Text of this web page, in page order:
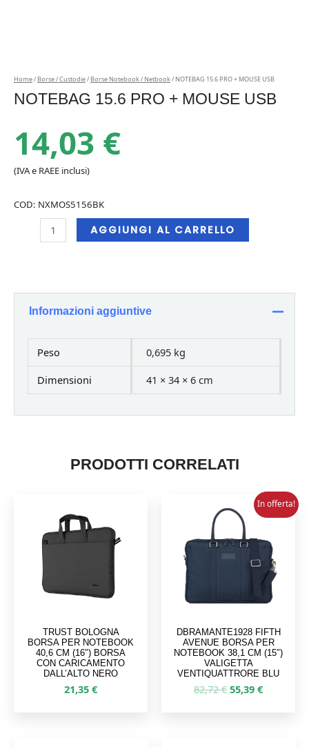
Home/ Borse / Custodie/ Borse Notebook / Netbook/ NOTEBAG 15.6 PRO + MOUSE USB
NOTEBAG 15.6 PRO + MOUSE USB
14,03 €
(IVA e RAEE inclusi)
COD: NXMOS5156BK
NOTEBAG
USB
quantità
AGGIUNGI AL CARRELLO
Informazioni aggiuntive
Peso
0,695 kg
Dimensioni
41 × 34 × 6 cm
PRODOTTI CORRELATI
TRUST BOLOGNA
BORSA PER NOTEBOOK
40,6 CM (16″) BORSA
CON CARICAMENTO
DALL’ALTO NERO
21,35 €
In offerta!
DBRAMANTE1928 FIFTH
AVENUE BORSA PER
NOTEBOOK 38,1 CM (15″)
VALIGETTA
VENTIQUATTRORE BLU
82,72€ Il
55,39 €Il